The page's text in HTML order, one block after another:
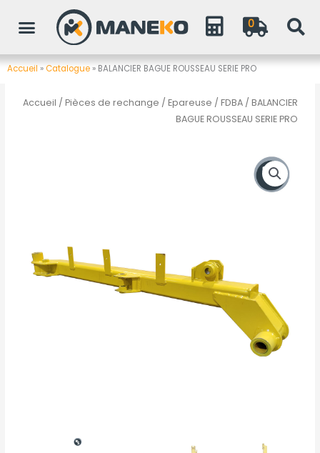
0
Accueil »Catalogue » BALANCIER BAGUE ROUSSEAU SERIE PRO
Accueil / Pièces de rechange / Epareuse / FDBA/ BALANCIER
BAGUE ROUSSEAU SERIE PRO